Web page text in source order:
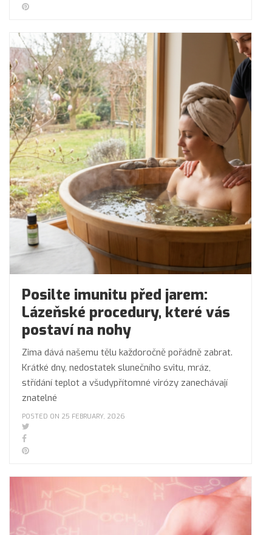
Posilte imunitu před jarem:
Lázeňské procedury, které vás
postaví na nohy
Zima dává našemu tělu každoročně pořádně zabrat.
Krátké dny, nedostatek slunečního svitu, mráz,
střídání teplot a všudypřítomné virózy zanechávají
znatelné
POSTED ON 25 FEBRUARY, 2026